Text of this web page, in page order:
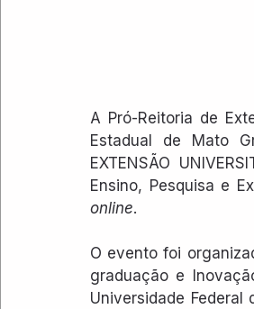
A Pró-Reitoria de
Estadual de Mato
EXTENSÃO
online.
O evento foi
graduação e
Universidade Federal